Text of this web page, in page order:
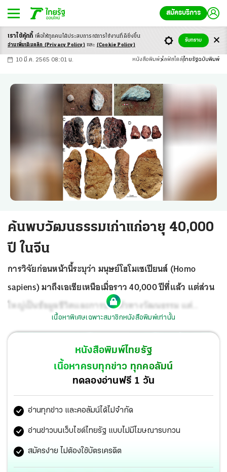
สมัครบริการ
-ก ก ก+
10 มี.ค. 2565 08:01 น. หนังสือพิมพ์ ไลฟ์สไตล์ ไทยรัฐฉบับพิมพ์
ค้นพบวัฒนธรรมเก่าแก่อายุ 40,000
ปี ในจีน
การวิจัยก่อนหน้านี้ระบุว่า มนุษย์โฮโมเซเปียนส์ (Homo
sapiens) มาถึงเอเชียเหนือเมื่อราว 40,000 ปีที่แล้ว แต่ส่วน
ใหญ่เป็นข้อมูลชีวิตและการปรับตัวทางวัฒนธรรม แต่
ปฏิสัมพันธ์กับมนุษย์โบราณกลุ่มอื่นยังไม่เป็นที่รู้แน่ชัด
ความสงสัยว่าโฮโมเซเปียนส์มาถึงจีนครั้งแรกเมื่อใด และเกิด
อะไรขึ้นเมื่อพบกับมนุษย์เดนิโซวาน (Denisovans) หรือมนุษย์
นีแอนเดอร์ธัล (Nean derthals) ซึ่งเป็นเครือญาติมนุษย์ด้วย
กันที่อาศัยอยู่ที่แห่งนั้น
เนื้อหาพิเศษเฉพาะสมาชิกหนังสือพิมพ์เท่านั้น
หนังสือพิมพ์ไทยรัฐ
เนื้อหาครบทุกข่าว ทุกคอลัมน์
ทดลองอ่านฟรี 1 วัน
อ่านทุกข่าว และคอลัมน์ได้ไม่จำกัด
อ่านข่าวบนเว็บไซต์ไทยรัฐ แบบไม่มีโฆษณารบกวน
สมัครง่าย ไม่ต้องใช้บัตรเครดิต
เราใช้คุ้กกี้ เพื่อให้ทุกคนได้ประสบการณ์การใช้งานที่ดียิ่งขึ้น
อ่านเพิ่มเติมคลิก (Privacy Policy) และ (Cookie Policy)
รับทราบ